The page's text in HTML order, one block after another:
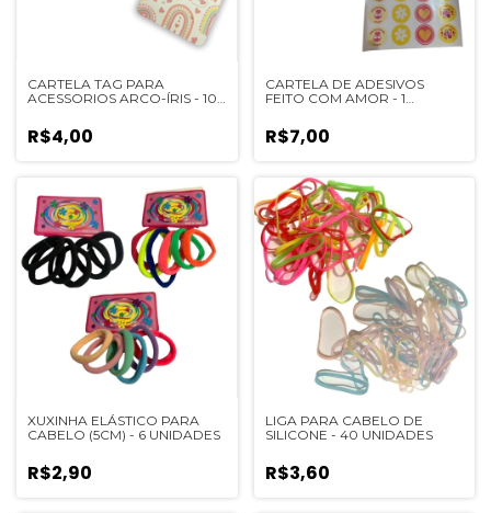
CARTELA TAG PARA
ACESSORIOS ARCO-ÍRIS - 10
R$4,00
CARTELA DE ADESIVOS
FEITO COM AMOR - 1
R$7,00
XUXINHA ELÁSTICO PARA
CABELO (5CM) - 6 UNIDADES
R$2,90
LIGA PARA CABELO DE
SILICONE - 40 UNIDADES
R$3,60